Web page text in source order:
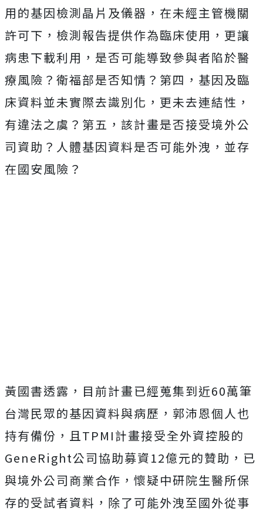
用的基因檢測晶片及儀器，在未經主管機關
許可下，檢測報告提供作為臨床使用，更讓
病患下載利用，是否可能導致參與者陷於醫
療風險？衛福部是否知情？第四，基因及臨
床資料並未實際去識別化，更未去連結性，
有違法之虞？第五，該計畫是否接受境外公
司資助？人體基因資料是否可能外洩，並存
在國安風險？
黃國書透露，目前計畫已經蒐集到近60萬筆
台灣民眾的基因資料與病歷，郭沛恩個人也
持有備份，且TPMI計畫接受全外資控股的
GeneRight公司協助募資12億元的贊助，已
與境外公司商業合作，懷疑中研院生醫所保
存的受試者資料，除了可能外洩至國外從事